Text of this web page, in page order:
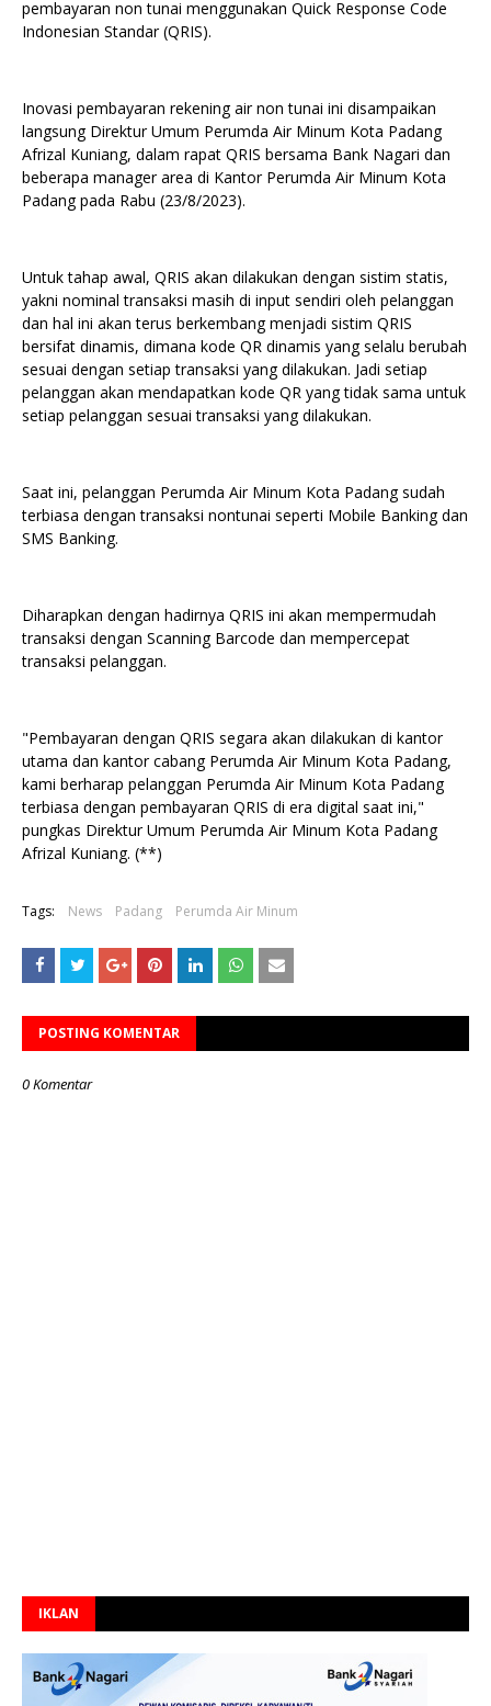
pembayaran non tunai menggunakan Quick Response Code
Indonesian Standar (QRIS).
Inovasi pembayaran rekening air non tunai ini disampaikan
langsung Direktur Umum Perumda Air Minum Kota Padang
Afrizal Kuniang, dalam rapat QRIS bersama Bank Nagari dan
beberapa manager area di Kantor Perumda Air Minum Kota
Padang pada Rabu (23/8/2023).
Untuk tahap awal, QRIS akan dilakukan dengan sistim statis,
yakni nominal transaksi masih di input sendiri oleh pelanggan
dan hal ini akan terus berkembang menjadi sistim QRIS
bersifat dinamis, dimana kode QR dinamis yang selalu berubah
sesuai dengan setiap transaksi yang dilakukan. Jadi setiap
pelanggan akan mendapatkan kode QR yang tidak sama untuk
setiap pelanggan sesuai transaksi yang dilakukan.
Saat ini, pelanggan Perumda Air Minum Kota Padang sudah
terbiasa dengan transaksi nontunai seperti Mobile Banking dan
SMS Banking.
Diharapkan dengan hadirnya QRIS ini akan mempermudah
transaksi dengan Scanning Barcode dan mempercepat
transaksi pelanggan.
"Pembayaran dengan QRIS segara akan dilakukan di kantor
utama dan kantor cabang Perumda Air Minum Kota Padang,
kami berharap pelanggan Perumda Air Minum Kota Padang
terbiasa dengan pembayaran QRIS di era digital saat ini,"
pungkas Direktur Umum Perumda Air Minum Kota Padang
Afrizal Kuniang. (**)
Tags: News Padang Perumda Air Minum
POSTING KOMENTAR
0 Komentar
IKLAN